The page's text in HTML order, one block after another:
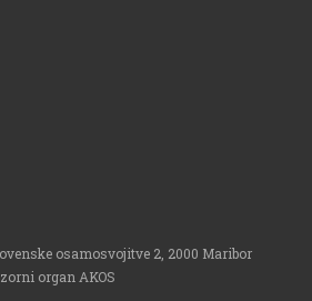
osamosvojitve 2, 2000 Maribor
organ AKOS